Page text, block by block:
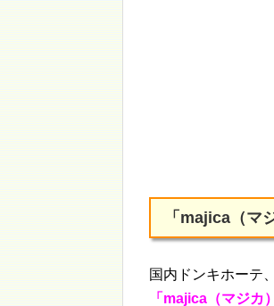
「majica（マ
国内ドンキホーテ
「majica（マジカ